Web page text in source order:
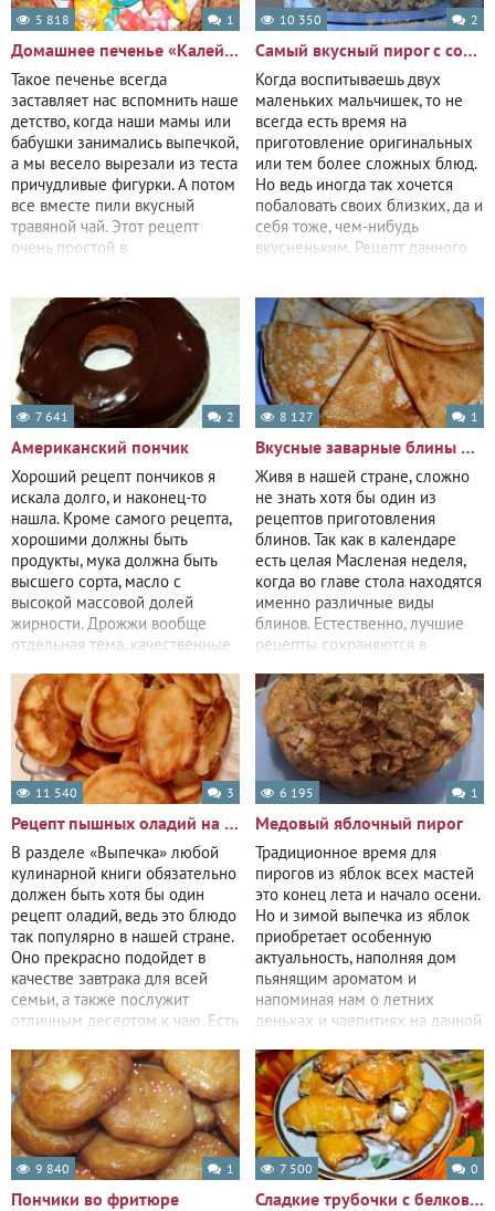
5 818 1
Домашнее печенье «Калейдоскоп»
Такое печенье всегда
заставляет нас вспомнить наше
детство, когда наши мамы или
бабушки занимались выпечкой,
а мы весело вырезали из теста
причудливые фигурки. А потом
все вместе пили вкусный
травяной чай. Этот рецепт
очень простой в
10 350 2
Самый вкусный пирог с сосисками и сыром
Когда воспитываешь двух
маленьких мальчишек, то не
всегда есть время на
приготовление оригинальных
или тем более сложных блюд.
Но ведь иногда так хочется
побаловать своих близких, да и
себя тоже, чем-нибудь
вкусненьким. Рецепт данного
7 641 2
Американский пончик
Хороший рецепт пончиков я
искала долго, и наконец-то
нашла. Кроме самого рецепта,
хорошими должны быть
продукты, мука должна быть
высшего сорта, масло с
высокой массовой долей
жирности. Дрожжи вообще
отдельная тема, качественные
8 127 1
Вкусные заварные блины на кефире
Живя в нашей стране, сложно
не знать хотя бы один из
рецептов приготовления
блинов. Так как в календаре
есть целая Масленая неделя,
когда во главе стола находятся
именно различные виды
блинов. Естественно, лучшие
рецепты сохраняются в
11 540 3
Рецепт пышных оладий на кефире
В разделе «Выпечка» любой
кулинарной книги обязательно
должен быть хотя бы один
рецепт оладий, ведь это блюдо
так популярно в нашей стране.
Оно прекрасно подойдет в
качестве завтрака для всей
семьи, а также послужит
отличным десертом к чаю. Есть
6 195 1
Медовый яблочный пирог
Традиционное время для
пирогов из яблок всех мастей
это конец лета и начало осени.
Но и зимой выпечка из яблок
приобретает особенную
актуальность, наполняя дом
пьянящим ароматом и
напоминая нам о летних
деньках и чаепитиях на дачной
9 840 1
Пончики во фритюре
7 500 0
Сладкие трубочки с белково-сахарным кремом